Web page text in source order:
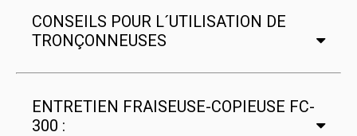
CONSEILS POUR L´UTILISATION DE
TRONÇONNEUSES
ENTRETIEN FRAISEUSE-COPIEUSE FC-
300 :